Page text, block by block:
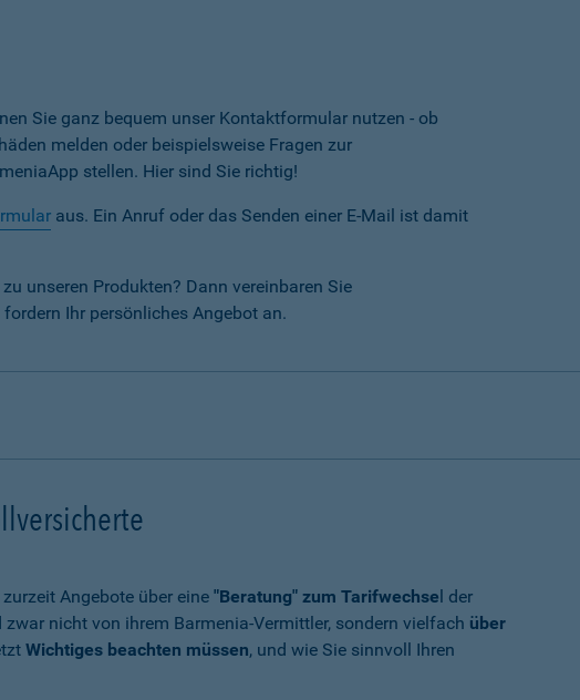
Sie ganz bequem unser Kontaktformular nutzen - ob
melden oder beispielsweise Fragen zur
stellen. Hier sind Sie richtig!
aus. Ein Anruf oder das Senden einer E-Mail ist damit
unseren Produkten? Dann vereinbaren Sie
fordern Ihr persönliches Angebot an.
Angebote über eine "Beratung" zum Tarifwechsel der
nicht von ihrem Barmenia-Vermittler, sondern vielfach über
Wichtiges beachten müssen, und wie Sie sinnvoll Ihren